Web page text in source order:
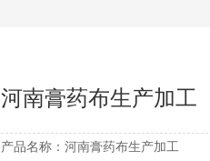
河南膏药布生产加工
产品名称： 河南膏药布生产加工